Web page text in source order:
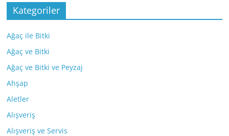
Kategoriler
Ağaç ile Bitki
Ağaç ve Bitki
Ağaç ve Bitki ve Peyzaj
Ahşap
Aletler
Alışveriş
Alışveriş ve Servis